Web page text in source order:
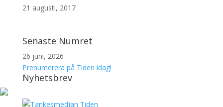
21 augusti, 2017
Senaste Numret
26 juni, 2026
Prenumerera på Tiden idag!
Nyhetsbrev